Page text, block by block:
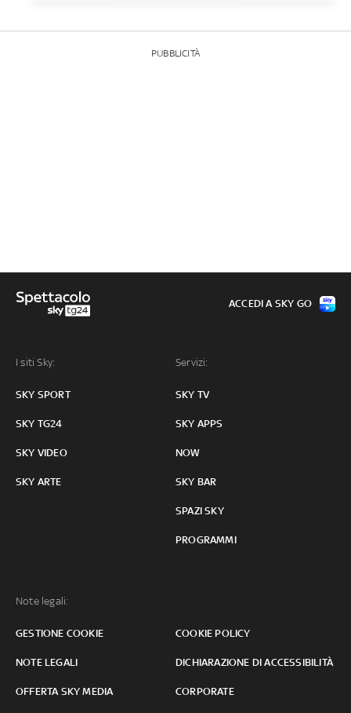
PUBBLICITÀ
I siti Sky:
SKY SPORT
SKY TG24
SKY VIDEO
SKY ARTE
Servizi:
SKY TV
SKY APPS
NOW
SKY BAR
SPAZI SKY
PROGRAMMI
Note legali:
GESTIONE COOKIE COOKIE POLICY
NOTE LEGALI DICHIARAZIONE DI ACCESSIBILITÀ
OFFERTA SKY MEDIA CORPORATE
ACCEDI A SKY GO